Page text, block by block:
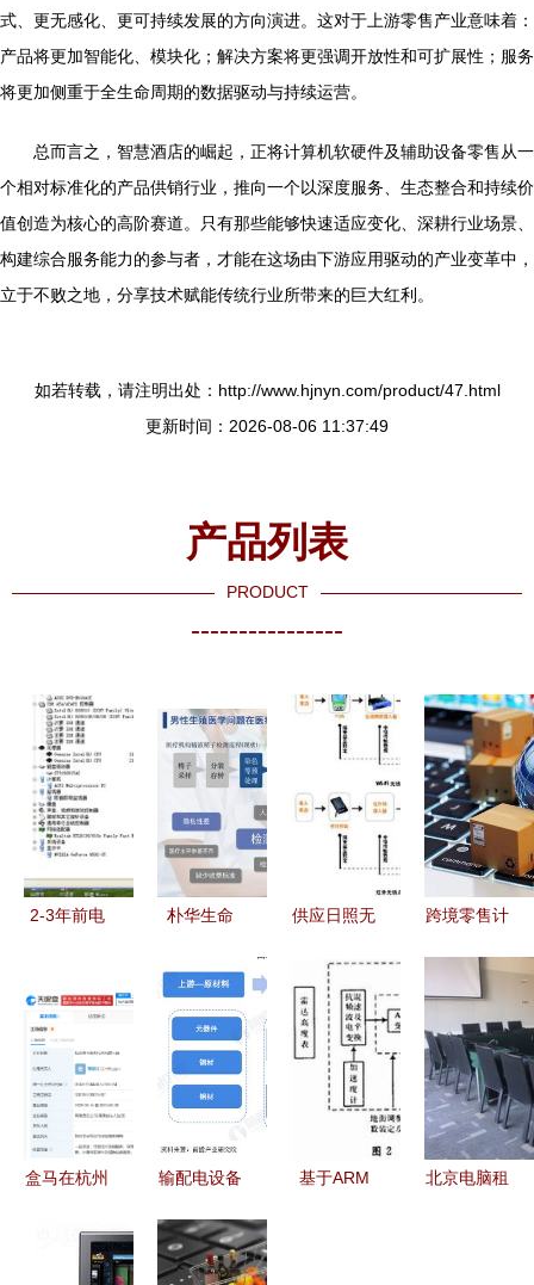
式、更无感化、更可持续发展的方向演进。这对于上游零售产业意味着：
产品将更加智能化、模块化；解决方案将更强调开放性和可扩展性；服务
将更加侧重于全生命周期的数据驱动与持续运营。
总而言之，智慧酒店的崛起，正将计算机软硬件及辅助设备零售从一
个相对标准化的产品供销行业，推向一个以深度服务、生态整合和持续价
值创造为核心的高阶赛道。只有那些能够快速适应变化、深耕行业场景、
构建综合服务能力的参与者，才能在这场由下游应用驱动的产业变革中，
立于不败之地，分享技术赋能传统行业所带来的巨大红利。
如若转载，请注明出处：http://www.hjnyn.com/product/47.html
更新时间：2026-08-06 11:37:49
产品列表
PRODUCT
----------------
2-3年前电
级与换新
朴华生命
为基石，构
建男性生殖
健康智慧诊
疗新生态
供应日照无
计算机软硬
件及辅助设
备的零售新
选择
跨境零售计
及辅助设备
商品标签标
识规范解析
盒马在杭州
技术公司，
输配电设备
全景梳理及
基于ARM
北京电脑租